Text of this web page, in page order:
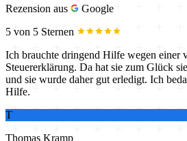
Rezension aus
Google
5 von 5 Sternen
Ich brauchte dringend Hilfe wegen einer
Steuererklärung. Da hat sie zum Glück
und sie wurde daher gut erledigt. Ich
Hilfe.
T
Thomas Kramp